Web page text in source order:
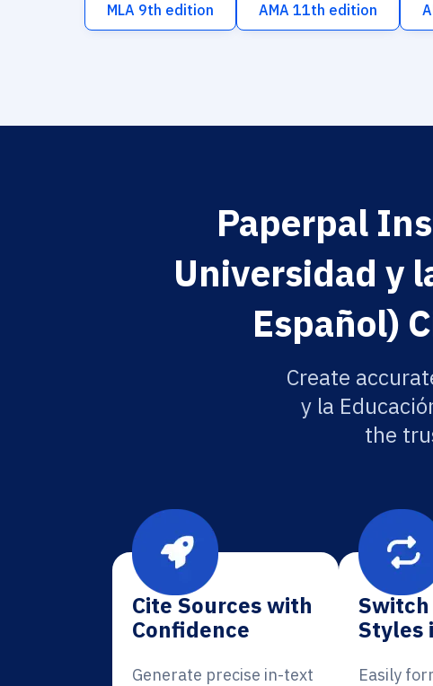
MLA 9th edition AMA 11th edition
Paperpal
Universidad y
Español)
Create
y la
the
Cite Sources with
Confidence
Generate precise in-text
Styles
Easily